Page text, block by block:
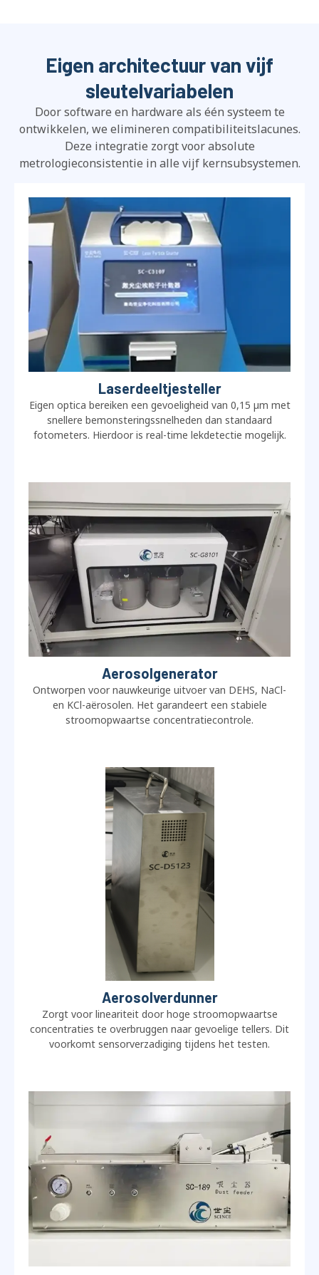
Eigen architectuur van vijf
sleutelvariabelen
Door software en hardware als één systeem te
ontwikkelen, we elimineren compatibiliteitslacunes.
Deze integratie zorgt voor absolute
metrologieconsistentie in alle vijf kernsubsystemen.
Laserdeeltjesteller
Eigen optica bereiken een gevoeligheid van 0,15 µm met
snellere bemonsteringssnelheden dan standaard
fotometers. Hierdoor is real-time lekdetectie mogelijk.
Aerosolgenerator
Ontworpen voor nauwkeurige uitvoer van DEHS, NaCl-
en KCl-aërosolen. Het garandeert een stabiele
stroomopwaartse concentratiecontrole.
Aerosolverdunner
Zorgt voor lineariteit door hoge stroomopwaartse
concentraties te overbruggen naar gevoelige tellers. Dit
voorkomt sensorverzadiging tijdens het testen.